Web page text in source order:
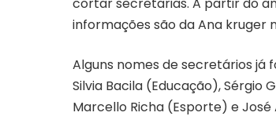
informações são da Ana kruger
Alguns nomes de secretários já
Silvia Bacila (Educação), Sérgio
Marcello Richa (Esporte) e